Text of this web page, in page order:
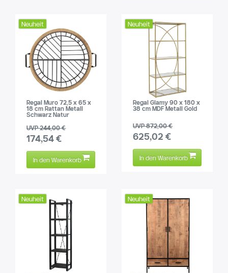
Neuheit
Regal Muro 72,5 x 65 x
18 cm Rattan Metall
Schwarz Natur
UVP 244,00 €
174,54 €
In den Warenkorb
Neuheit
Regal Glamy 90 x 180 x
38 cm MDF Metall Gold
UVP 872,00 €
625,02 €
In den Warenkorb
Neuheit Neuheit